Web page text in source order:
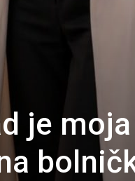
je